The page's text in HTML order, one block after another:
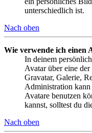
unterschiedlich ist.
Nach oben
Wie verwende ich einen
In deinem
Avatar über eine
Gravatar, Galerie,
Administration
Avatare benutzen
kannst, solltest du
Nach oben